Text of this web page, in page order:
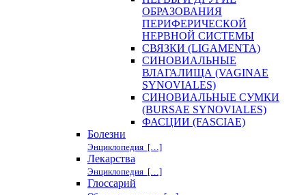
ОБРАЗОВАНИЯ
ПЕРИФЕРИЧЕСКОЙ
НЕРВНОЙ СИСТЕМЫ
СВЯЗКИ (LIGAMENTA)
СИНОВИАЛЬНЫЕ
ВЛАГАЛИЩА (VAGINAE
SYNOVIALES)
СИНОВИАЛЬНЫЕ СУМКИ
(BURSAE SYNOVIALES)
ФАСЦИИ (FASCIAE)
Болезни
Энциклопедия […]
Лекарства
Энциклопедия […]
Глоссарий